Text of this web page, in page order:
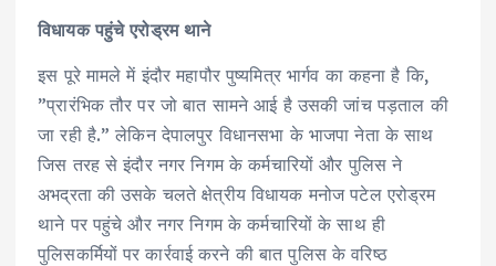
विधायक पहुंचे एरोड्रम थाने
इस पूरे मामले में इंदौर महापौर पुष्यमित्र भार्गव का कहना है कि,
”प्रारंभिक तौर पर जो बात सामने आई है उसकी जांच पड़ताल की
जा रही है.” लेकिन देपालपुर विधानसभा के भाजपा नेता के साथ
जिस तरह से इंदौर नगर निगम के कर्मचारियों और पुलिस ने
अभद्रता की उसके चलते क्षेत्रीय विधायक मनोज पटेल एरोड्रम
थाने पर पहुंचे और नगर निगम के कर्मचारियों के साथ ही
पुलिसकर्मियों पर कार्रवाई करने की बात पुलिस के वरिष्ठ